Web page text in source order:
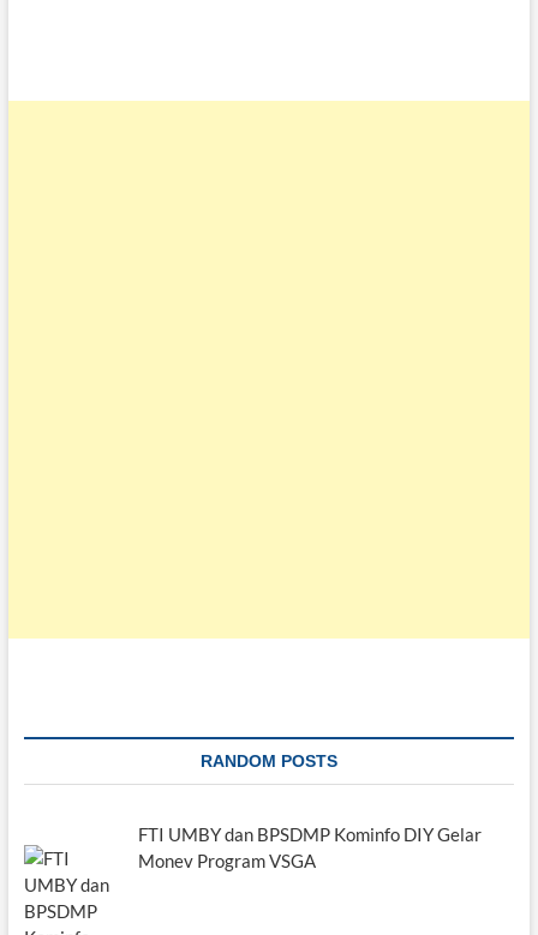
RANDOM POSTS
FTI UMBY dan BPSDMP Kominfo DIY Gelar
Monev Program VSGA